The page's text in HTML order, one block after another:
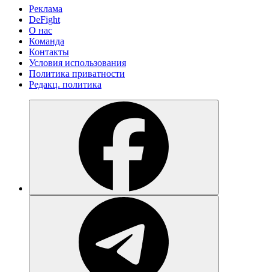
Реклама
DeFight
О нас
Команда
Контакты
Условия использования
Политика приватности
Редакц. политика